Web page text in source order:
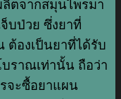
ตจากสมุนไพรมา
บป่วย ซึ่งยาที่
ต้องเป็นยาที่ได้รับ
ราณเท่านั้น ถือว่า
จะซื้อยาแผน